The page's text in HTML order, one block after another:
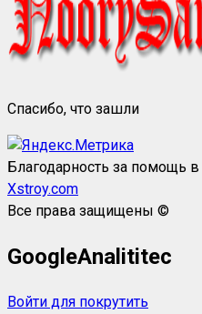
Спасибо, что зашли
Благодарность за помощь в
Xstroy.com
Все права защищены ©
GoogleAnalititec
Войти для покрутить